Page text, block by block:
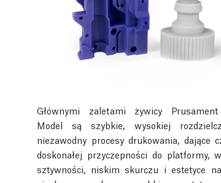
Głównymi zaletami żywicy
Model są szybkie, wysokiej
niezawodny procesy drukowania, dające
doskonałej przyczepności do platformy,
sztywności, niskim skurczu i estetyce